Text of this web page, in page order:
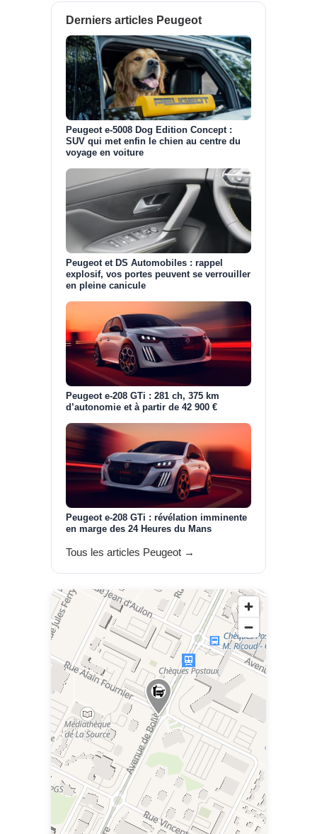
Derniers articles Peugeot
Peugeot e-5008 Dog Edition Concept :
SUV qui met enfin le chien au centre du
voyage en voiture
Peugeot et DS Automobiles : rappel
explosif, vos portes peuvent se verrouiller
en pleine canicule
Peugeot e-208 GTi : 281 ch, 375 km
d’autonomie et à partir de 42 900 €
Peugeot e-208 GTi : révélation imminente
en marge des 24 Heures du Mans
Tous les articles Peugeot →